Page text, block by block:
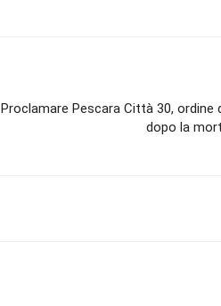
Proclamare Pescara Città 30, ordine
dopo la